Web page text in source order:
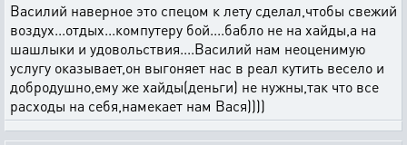
Василий наверное это спецом к лету сделал,чтобы свежий
воздух...отдых...компутеру бой....бабло не на хайды,а на
шашлыки и удовольствия....Василий нам неоценимую
услугу оказывает,он выгоняет нас в реал кутить весело и
добродушно,ему же хайды(деньги) не нужны,так что все
расходы на себя,намекает нам Вася))))